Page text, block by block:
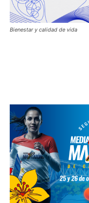
Bienestar y calidad de vida